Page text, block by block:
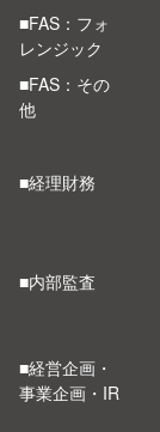
■FAS：フォ
レンジック
■FAS：その
他
■経理財務
■内部監査
■経営企画・
事業企画・IR